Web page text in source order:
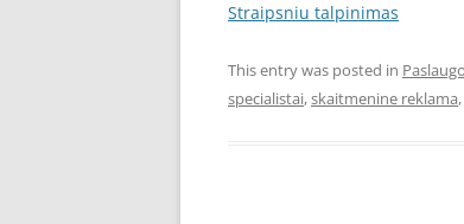
Straipsniu talpinimas
This entry was posted in
specialistai,skaitmenine reklama,